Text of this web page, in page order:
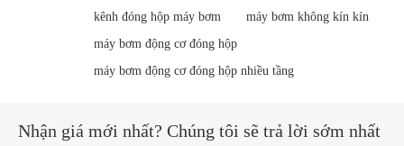
kênh đóng hộp máy bơm
máy bơm không kín kín
máy bơm động cơ đóng hộp
máy bơm động cơ đóng hộp nhiều tầng
Nhận giá mới nhất? Chúng tôi sẽ trả lời sớm nhất